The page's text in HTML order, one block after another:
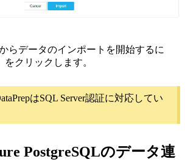
らデータのインポートを開始するに
をクリックします。
はSQL Server認証に対応してい
PostgreSQLのデータ連